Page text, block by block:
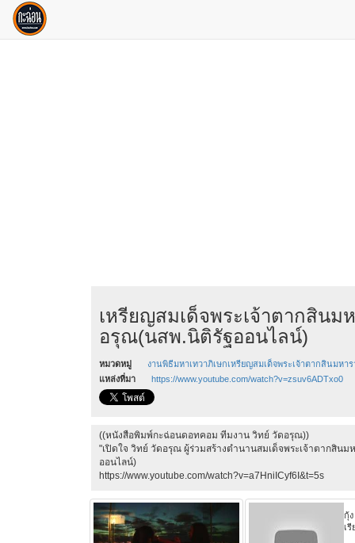
เหรียญสมเด็จพระเจ้าตากสินม
อรุณ(นสพ.นิติรัฐออนไลน์)
หมวดหมู่
งานพิธีมหาเทวาภิเษกเหรียญสมเด็จพระเจ้าตากสินมหา
แหล่งที่มา
https://www.youtube.com/watch?v=zsuv6ADTxo0
((หนังสือพิมพ์กะฉ่อนดอทคอม ทีมงาน วิทย์ วัดอรุณ))
"เปิดใจ วิทย์ วัดอรุณ ผู้ร่วมสร้างตำนานสมเด็จพระเจ้าตากสิน
ออนไลน์)
https://www.youtube.com/watch?v=a7HniICyf6I&t=5s
กุ้
เ